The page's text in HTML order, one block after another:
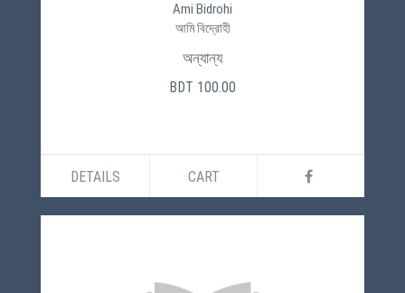
Ami Bidrohi
আমি বিদ্রোহী
অন্যান্য
BDT 100.00
DETAILS CART